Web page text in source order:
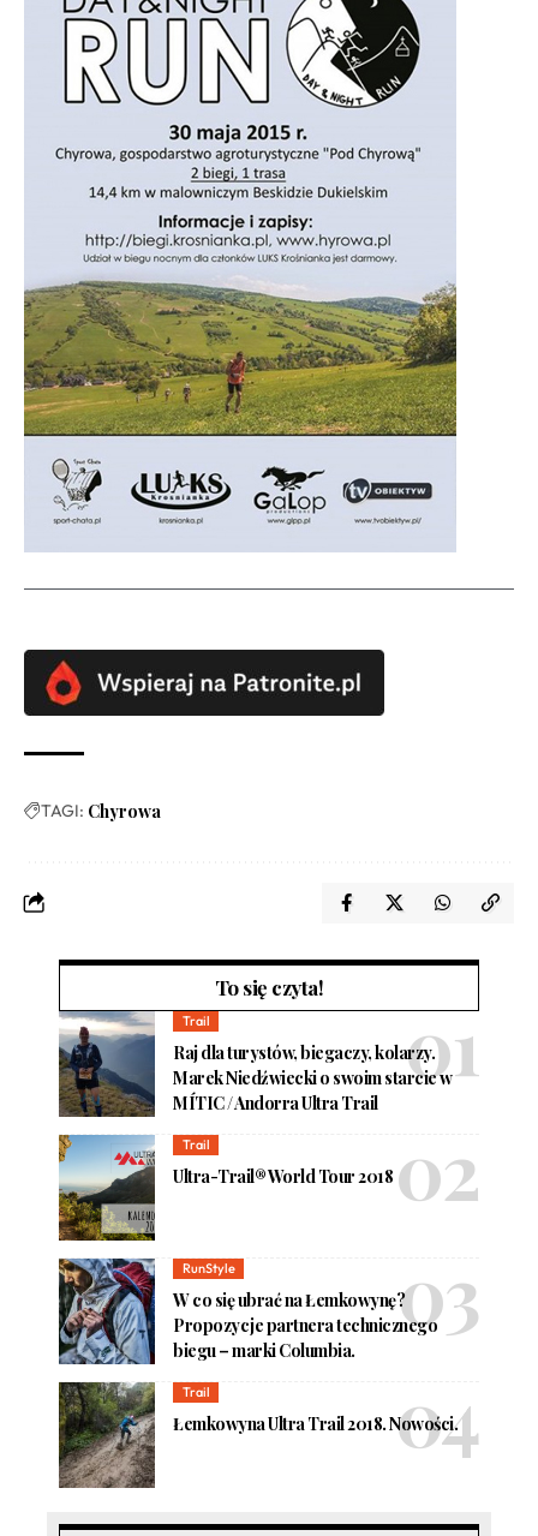
TAGI: Chyrowa
To się czyta!
Trail
Raj dla turystów, biegaczy, kolarzy.
Marek Niedźwiecki o swoim starcie w
MÍTIC / Andorra Ultra Trail
Trail
Ultra-Trail® World Tour 2018
RunStyle
W co się ubrać na Łemkowynę?
Propozycje partnera technicznego
biegu – marki Columbia.
Trail
Łemkowyna Ultra Trail 2018. Nowości.